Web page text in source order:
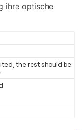
ihre optische
the rest should be